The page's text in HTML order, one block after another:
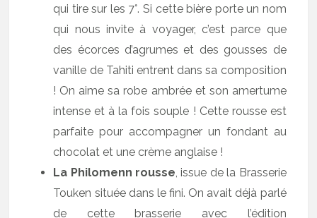
qui tire sur les 7°. Si cette bière porte un nom
qui nous invite à voyager, c’est parce que
des écorces d’agrumes et des gousses de
vanille de Tahiti entrent dans sa composition
! On aime sa robe ambrée et son amertume
intense et à la fois souple ! Cette rousse est
parfaite pour accompagner un fondant au
chocolat et une crème anglaise !
La Philomenn rousse, issue de la Brasserie
Touken située dans le fini. On avait déjà parlé
de cette brasserie avec l’édition